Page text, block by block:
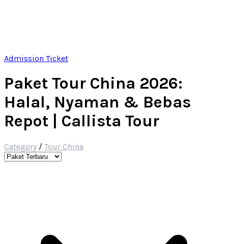
Admission Ticket
Paket Tour China 2026:
Halal, Nyaman & Bebas
Repot | Callista Tour
Category / Tour China